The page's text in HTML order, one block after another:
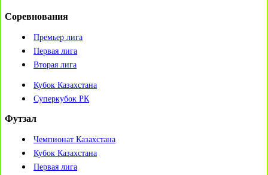
Соревнования
Премьер лига
Первая лига
Вторая лига
Кубок Казахстана
Суперкубок РК
Футзал
Чемпионат Казахстана
Кубок Казахстана
Первая лига